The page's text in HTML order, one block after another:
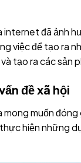
đã ảnh
việc để tạo ra
tạo ra các sản
đề xã hội
muốn
hiện những